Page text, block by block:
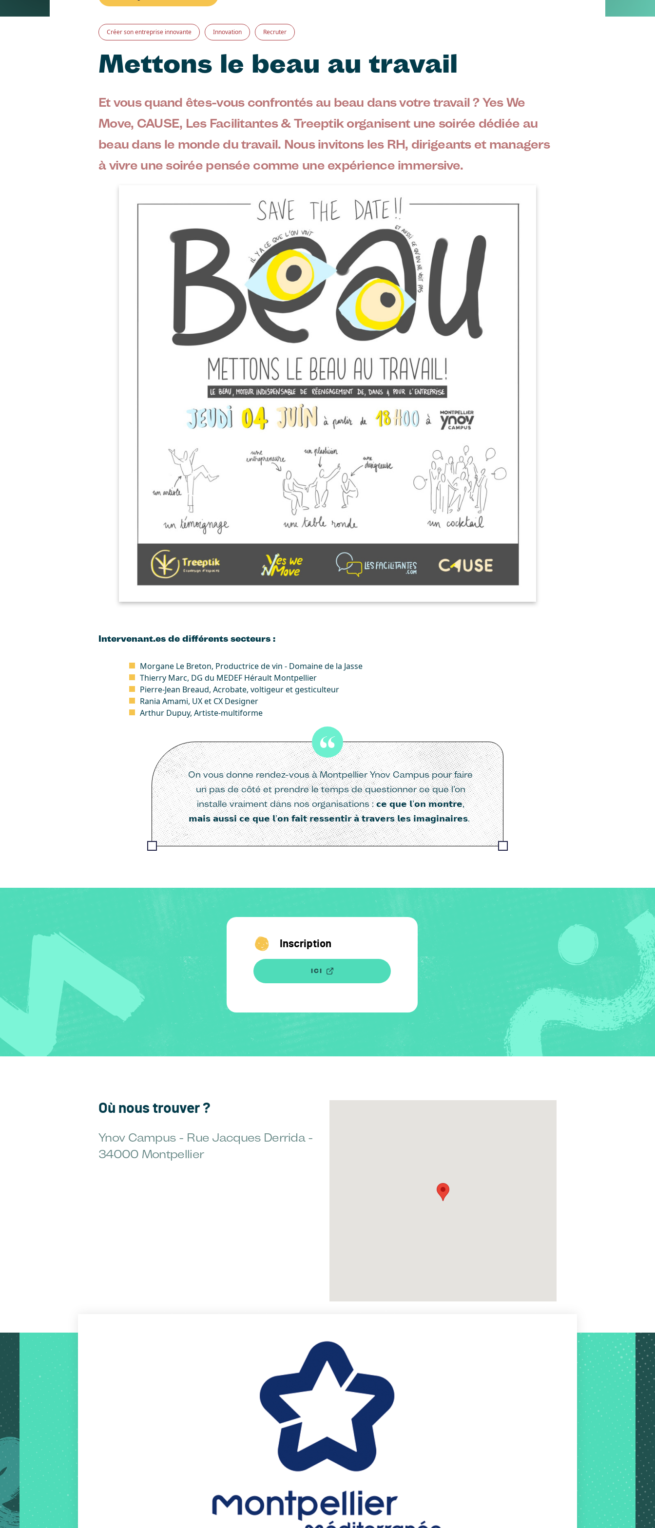
Créer son entreprise innovante Innovation Recruter
Mettons le beau au travail
Et vous quand êtes-vous confrontés au beau dans votre travail ? Yes We
Move, CAUSE, Les Facilitantes & Treeptik organisent une soirée dédiée au
beau dans le monde du travail. Nous invitons les RH, dirigeants et managers
à vivre une soirée pensée comme une expérience immersive.
Intervenant.es de différents secteurs :
Morgane Le Breton, Productrice de vin - Domaine de la Jasse
Thierry Marc, DG du MEDEF Hérault Montpellier
Pierre-Jean Breaud, Acrobate, voltigeur et gesticulteur
Rania Amami, UX et CX Designer
Arthur Dupuy, Artiste-multiforme
On vous donne rendez-vous à Montpellier Ynov Campus pour faire
un pas de côté et prendre le temps de questionner ce que l’on
installe vraiment dans nos organisations : 𝗰𝗲 𝗾𝘂𝗲 𝗹’𝗼𝗻 𝗺𝗼𝗻𝘁𝗿𝗲,
𝗺𝗮𝗶𝘀 𝗮𝘂𝘀𝘀𝗶 𝗰𝗲 𝗾𝘂𝗲 𝗹’𝗼𝗻 𝗳𝗮𝗶𝘁 𝗿𝗲𝘀𝘀𝗲𝗻𝘁𝗶𝗿 𝗮̀ 𝘁𝗿𝗮𝘃𝗲𝗿𝘀 𝗹𝗲𝘀 𝗶𝗺𝗮𝗴𝗶𝗻𝗮𝗶𝗿𝗲𝘀.
Inscription
ICI
Où nous trouver ?
Ynov Campus - Rue Jacques Derrida -
34000 Montpellier